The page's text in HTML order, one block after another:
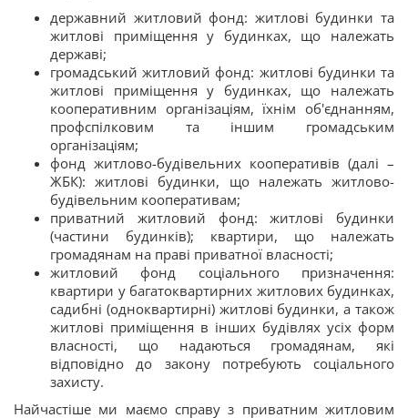
державний житловий фонд: житлові будинки та
житлові приміщення у будинках, що належать
державі;
громадський житловий фонд: житлові будинки та
житлові приміщення у будинках, що належать
кооперативним організаціям, їхнім об'єднанням,
профспілковим та іншим громадським
організаціям;
фонд житлово-будівельних кооперативів (далі –
ЖБК): житлові будинки, що належать житлово-
будівельним кооперативам;
приватний житловий фонд: житлові будинки
(частини будинків); квартири, що належать
громадянам на праві приватної власності;
житловий фонд соціального призначення:
квартири у багатоквартирних житлових будинках,
садибні (одноквартирні) житлові будинки, а також
житлові приміщення в інших будівлях усіх форм
власності, що надаються громадянам, які
відповідно до закону потребують соціального
захисту.
Найчастіше ми маємо справу з приватним житловим